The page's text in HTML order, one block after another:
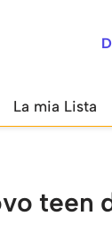
La mia Lista
teen